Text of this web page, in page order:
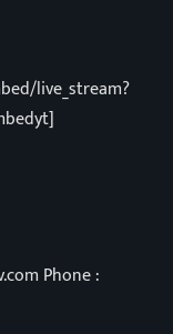
live_stream?
Phone :